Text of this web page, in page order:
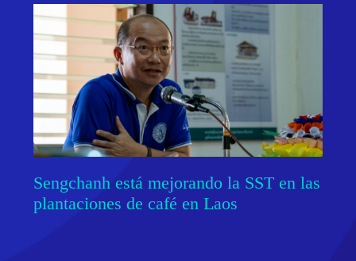
Sengchanh está mejorando la SST en las
plantaciones de café en Laos